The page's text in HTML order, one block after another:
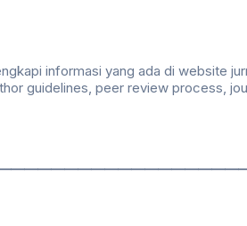
informasi yang ada di website
guidelines, peer review process,